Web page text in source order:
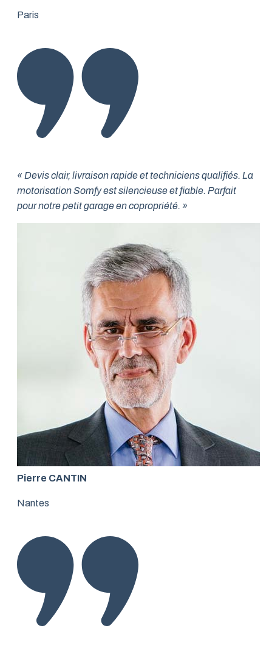
Paris
« Devis clair, livraison rapide et techniciens qualifiés. La
motorisation Somfy est silencieuse et fiable. Parfait
pour notre petit garage en copropriété. »
Pierre CANTIN
Nantes